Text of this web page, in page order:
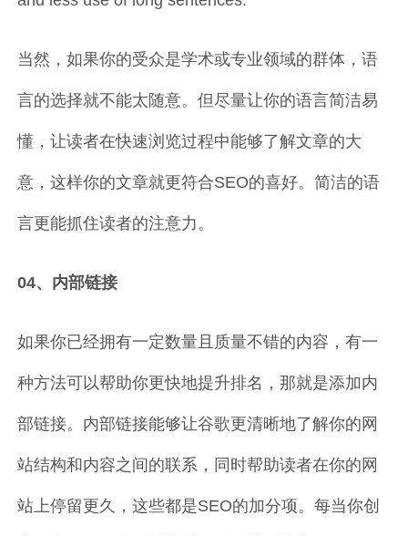
当然，如果你的受众是学术或专业领域的群体，语
言的选择就不能太随意。但尽量让你的语言简洁易
懂，让读者在快速浏览过程中能够了解文章的大
意，这样你的文章就更符合SEO的喜好。简洁的语
言更能抓住读者的注意力。
04、内部链接
如果你已经拥有一定数量且质量不错的内容，有一
种方法可以帮助你更快地提升排名，那就是添加内
部链接。内部链接能够让谷歌更清晰地了解你的网
站结构和内容之间的联系，同时帮助读者在你的网
站上停留更久，这些都是SEO的加分项。每当你创